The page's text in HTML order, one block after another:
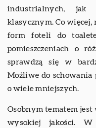
industrialnych,
klasycznym. Co więcej,
form foteli do
pomieszczeniach o
sprawdzą się w
Możliwe do schowania
o wiele mniejszych.
Osobnym tematem
wysokiej jakości.